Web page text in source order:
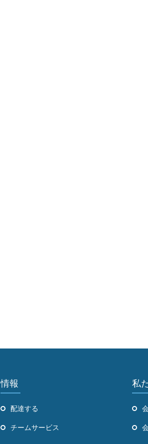
情報
配達する
チームサービス
私